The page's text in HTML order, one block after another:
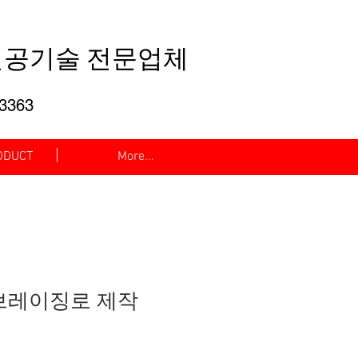
기술 전문업체
More...
레이징로 제작